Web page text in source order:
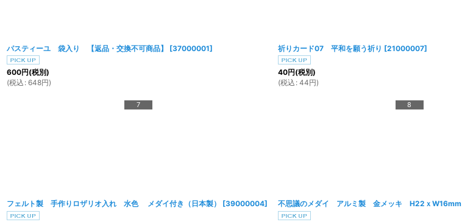
パスティーユ 袋入り 【返品・交換不可商品】 [37000001]
600円(税別)
(税込 : 648円)
祈りカード07 平和を願う祈り [21000007]
40円(税別)
(税込 : 44円)
7
フェルト製 手作りロザリオ入れ 水色 メダイ付き（日本製） [39000004]
8
不思議のメダイ アルミ製 金メッキ H22ｘW16mm